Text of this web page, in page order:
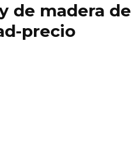
de madera de
precio